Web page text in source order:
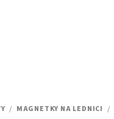
/ MAGNETKY NA LEDNICI /